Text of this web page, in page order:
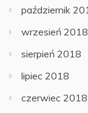
październik
wrzesień 2018
sierpień 2018
lipiec 2018
czerwiec 2018